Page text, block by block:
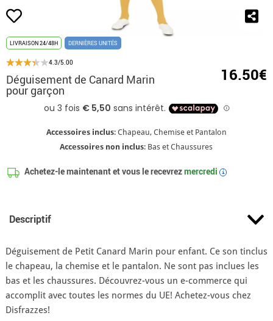
LIVRAISON 24/48H DERNIÈRES UNITÉS
4.3/5.00
Déguisement de Canard Marin
pour garçon
16.50€
Accessoires inclus: Chapeau, Chemise et Pantalon
Accessoires non inclus: Bas et Chaussures
Achetez-le maintenant et vous le recevrezmercredi i
Descriptif
Déguisement de Petit Canard Marin pour enfant. Ce son tinclus
le chapeau, la chemise et le pantalon. Ne sont pas inclues les
bas et les chaussures. Découvrez-vous un e-commerce qui
accomplit avec toutes les normes du UE! Achetez-vous chez
Disfrazzes!